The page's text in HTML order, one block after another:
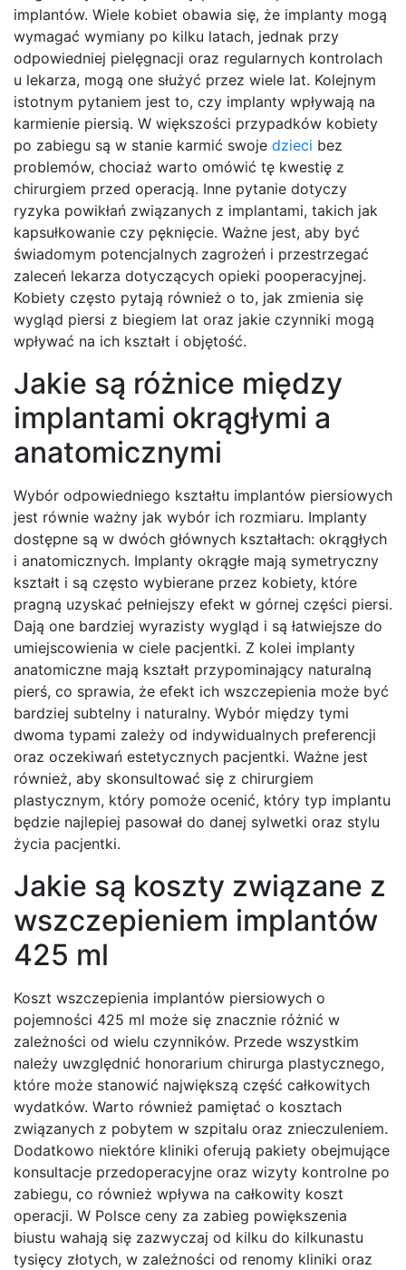
implantów. Wiele kobiet obawia się, że implanty mogą
wymagać wymiany po kilku latach, jednak przy
odpowiedniej pielęgnacji oraz regularnych kontrolach
u lekarza, mogą one służyć przez wiele lat. Kolejnym
istotnym pytaniem jest to, czy implanty wpływają na
karmienie piersią. W większości przypadków kobiety
po zabiegu są w stanie karmić swoje dzieci bez
problemów, chociaż warto omówić tę kwestię z
chirurgiem przed operacją. Inne pytanie dotyczy
ryzyka powikłań związanych z implantami, takich jak
kapsułkowanie czy pęknięcie. Ważne jest, aby być
świadomym potencjalnych zagrożeń i przestrzegać
zaleceń lekarza dotyczących opieki pooperacyjnej.
Kobiety często pytają również o to, jak zmienia się
wygląd piersi z biegiem lat oraz jakie czynniki mogą
wpływać na ich kształt i objętość.
Jakie są różnice między
implantami okrągłymi a
anatomicznymi
Wybór odpowiedniego kształtu implantów piersiowych
jest równie ważny jak wybór ich rozmiaru. Implanty
dostępne są w dwóch głównych kształtach: okrągłych
i anatomicznych. Implanty okrągłe mają symetryczny
kształt i są często wybierane przez kobiety, które
pragną uzyskać pełniejszy efekt w górnej części piersi.
Dają one bardziej wyrazisty wygląd i są łatwiejsze do
umiejscowienia w ciele pacjentki. Z kolei implanty
anatomiczne mają kształt przypominający naturalną
pierś, co sprawia, że efekt ich wszczepienia może być
bardziej subtelny i naturalny. Wybór między tymi
dwoma typami zależy od indywidualnych preferencji
oraz oczekiwań estetycznych pacjentki. Ważne jest
również, aby skonsultować się z chirurgiem
plastycznym, który pomoże ocenić, który typ implantu
będzie najlepiej pasował do danej sylwetki oraz stylu
życia pacjentki.
Jakie są koszty związane z
wszczepieniem implantów
425 ml
Koszt wszczepienia implantów piersiowych o
pojemności 425 ml może się znacznie różnić w
zależności od wielu czynników. Przede wszystkim
należy uwzględnić honorarium chirurga plastycznego,
które może stanowić największą część całkowitych
wydatków. Warto również pamiętać o kosztach
związanych z pobytem w szpitalu oraz znieczuleniem.
Dodatkowo niektóre kliniki oferują pakiety obejmujące
konsultacje przedoperacyjne oraz wizyty kontrolne po
zabiegu, co również wpływa na całkowity koszt
operacji. W Polsce ceny za zabieg powiększenia
biustu wahają się zazwyczaj od kilku do kilkunastu
tysięcy złotych, w zależności od renomy kliniki oraz